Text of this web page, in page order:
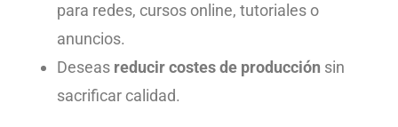
para redes, cursos online, tutoriales o
anuncios.
Deseas reducir costes de producción sin
sacrificar calidad.